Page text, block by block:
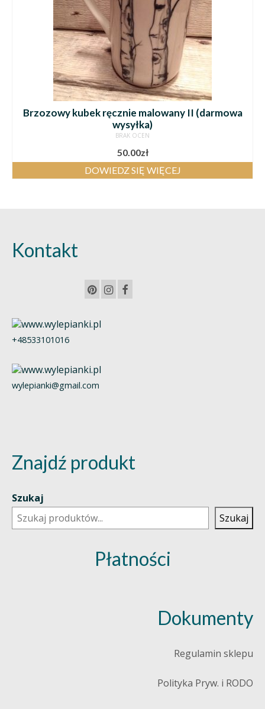
Brzozowy kubek ręcznie malowany II (darmowa
wysyłka)
BRAK OCEN
50.00zł
DOWIEDZ SIĘ WIĘCEJ
Kontakt
+48533101016
wylepianki@gmail.com
Znajdź produkt
Szukaj
Szukaj
Płatności
Dokumenty
Regulamin sklepu
Polityka Pryw. i RODO